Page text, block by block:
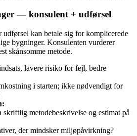
— konsulent + udførsel
kan betale sig for komplicerede
bygninger. Konsulenten vurderer
skånsomme metode.
lavere risiko for fejl, bedre
i starten; ikke nødvendigt for
metodebeskrivelse og estimat på
der mindsker miljøpåvirkning?